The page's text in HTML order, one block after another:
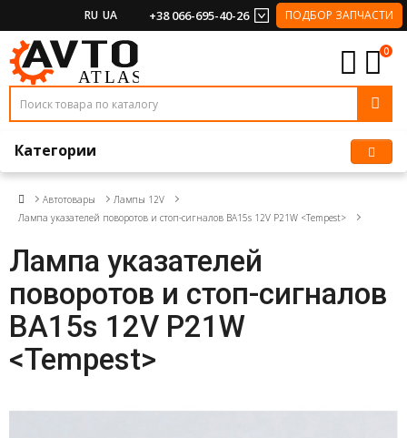
RU UA +38 066-695-40-26 ПОДБОР ЗАПЧАСТИ
0
Категории
Автотовары
Лампы 12V
Лампа указателей поворотов и стоп-сигналов BA15s 12V P21W <Tempest>
Лампа указателей
поворотов и стоп-сигналов
BA15s 12V P21W
<Tempest>